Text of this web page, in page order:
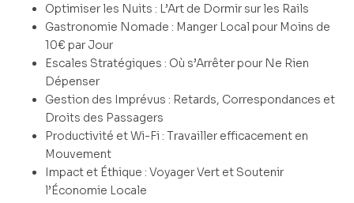
Optimiser les Nuits : L’Art de Dormir sur les Rails
Gastronomie Nomade : Manger Local pour Moins de
10€ par Jour
Escales Stratégiques : Où s’Arrêter pour Ne Rien
Dépenser
Gestion des Imprévus : Retards, Correspondances et
Droits des Passagers
Productivité et Wi-Fi : Travailler efficacement en
Mouvement
Impact et Éthique : Voyager Vert et Soutenir
l’Économie Locale